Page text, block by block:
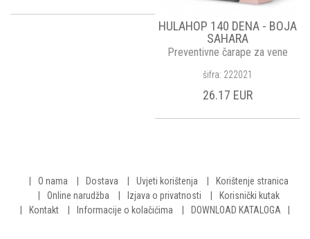
HULAHOP 140 DENA - BOJA
SAHARA
Preventivne čarape za vene
šifra: 222021
26.17 EUR
O nama Dostava Uvjeti korištenja
Korištenje stranica
Online narudžba
Izjava o privatnosti
Korisnički kutak
Kontakt
Informacije o kolačićima DOWNLOAD KATALOGA